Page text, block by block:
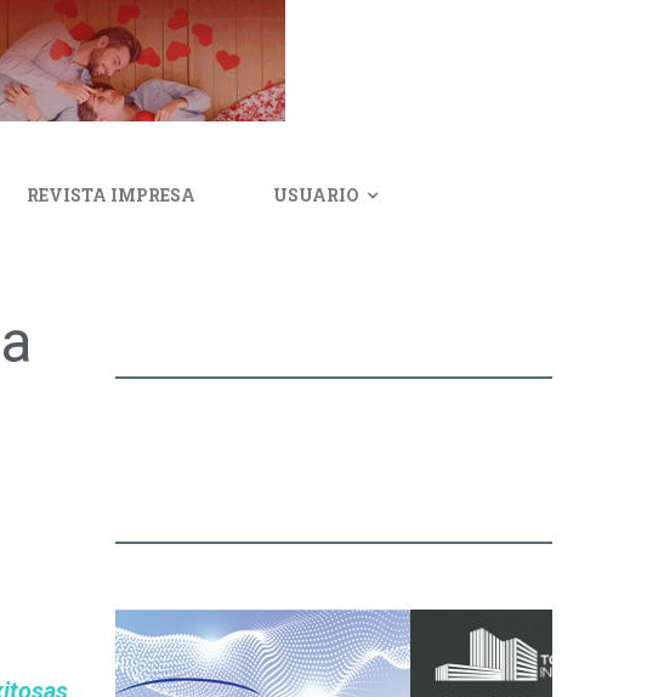
REVISTA IMPRESA USUARIO